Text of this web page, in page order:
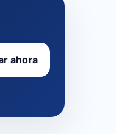
ahora